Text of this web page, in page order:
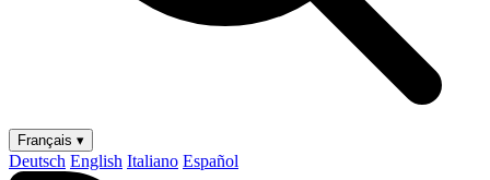
Français ▾
Deutsch English Italiano Español